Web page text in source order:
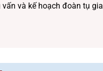
vấn và kế hoạch đoàn tụ gia